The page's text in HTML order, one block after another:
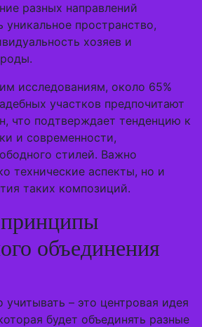
разных направлений
уникальное пространство,
хозяев и
исследованиям, около 65%
участков предпочитают
что подтверждает тенденцию к
и современности,
стилей. Важно
технические аспекты, но и
таких композиций.
объединения
– это центровая идея
будет объединять разные